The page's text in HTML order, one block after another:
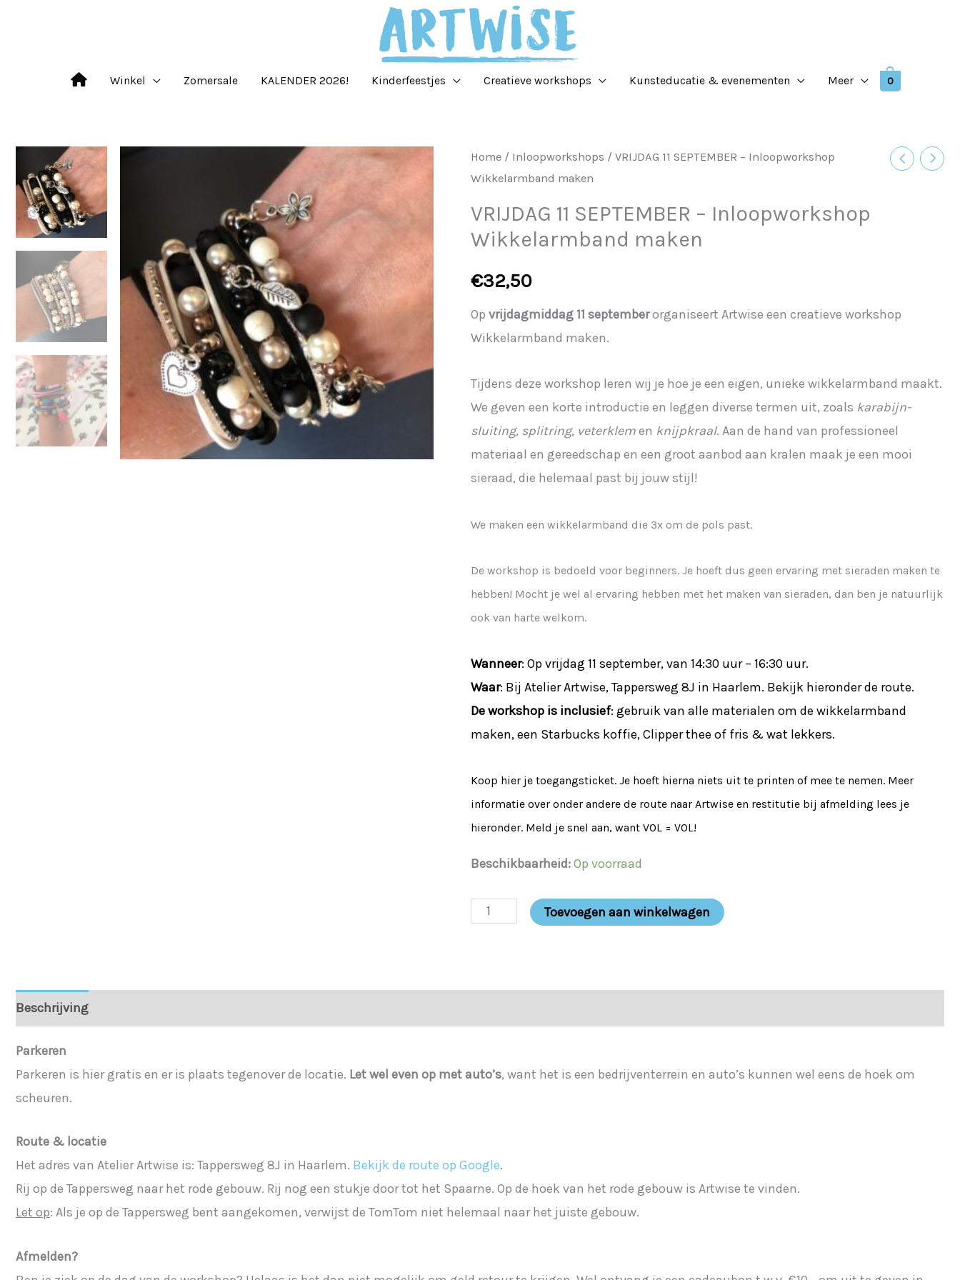
Winkel Zomersale KALENDER 2026! Kinderfeestjes Creatieve workshops Kunsteducatie & evenementen Meer 0
Home / Inloopworkshops / VRIJDAG 11 SEPTEMBER – Inloopworkshop
Wikkelarmband maken
VRIJDAG 11 SEPTEMBER – Inloopworkshop
Wikkelarmband maken
€32,50
Op vrijdagmiddag 11 septemberorganiseert Artwise een creatieve workshop
Wikkelarmband maken.
Tijdens deze workshop leren wij je hoe je een eigen, unieke wikkelarmband maakt.
We geven een korte introductie en leggen diverse termen uit, zoals karabijn-
sluiting, splitring, veterklemen knijpkraal. Aan de hand van professioneel
materiaal en gereedschap en een groot aanbod aan kralen maak je een mooi
sieraad, die helemaal past bij jouw stijl!
​We maken een wikkelarmband die 3x om de pols past.
De workshop is bedoeld voor beginners. Je hoeft dus geen ervaring met sieraden maken te
hebben! Mocht je wel al ervaring hebben met het maken van sieraden, dan ben je natuurlijk
ook van harte welkom.
Wanneer: Op vrijdag 11 september, van 14:30 uur – 16:30 uur.
Waar: Bij Atelier Artwise, Tappersweg 8J in Haarlem. Bekijk hieronder de route.
De workshop is inclusief: gebruik van alle materialen om de wikkelarmband
maken, een Starbucks koffie, Clipper thee of fris & wat lekkers.
Koop hier je toegangsticket. Je hoeft hierna niets uit te printen of mee te nemen. Meer
informatie over onder andere de route naar Artwise en restitutie bij afmelding lees je
hieronder. Meld je snel aan, want VOL = VOL!
Beschikbaarheid:Op voorraad
VRIJDAG
11
SEPTEMBER
Inloopworkshop
Wikkelarmband
aantal
Toevoegen aan winkelwagen
Beschrijving
Parkeren
Parkeren is hier gratis en er is plaats tegenover de locatie. Let wel even op met auto’s, want het is een bedrijventerrein en auto’s kunnen wel eens de hoek om
scheuren.
Route & locatie
Het adres van Atelier Artwise is: Tappersweg 8J in Haarlem. Bekijk de route op Google.
Rij op de Tappersweg naar het rode gebouw. Rij nog een stukje door tot het Spaarne. Op de hoek van het rode gebouw is Artwise te vinden.
Let op: Als je op de Tappersweg bent aangekomen, verwijst de TomTom niet helemaal naar het juiste gebouw.
Afmelden?